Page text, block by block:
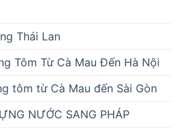
Thái Lan
Tôm Từ Cà Mau Đến Hà Nội
tôm từ Cà Mau đến Sài Gòn
NƯỚC SANG PHÁP